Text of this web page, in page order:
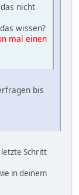
nicht
wissen?
mal einen
bis
Schritt
in deinem